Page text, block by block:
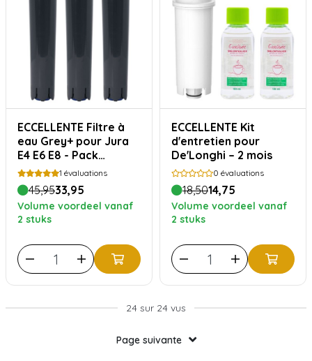
ECCELLENTE Filtre à
eau Grey+ pour Jura
E4 E6 E8 - Pack
avantage
1 évaluations
45,9533,95
Volume voordeel vanaf
2 stuks
ECCELLENTE Kit
d'entretien pour
De'Longhi – 2 mois
0 évaluations
18,5014,75
Volume voordeel vanaf
2 stuks
24 sur 24 vus
Page suivante